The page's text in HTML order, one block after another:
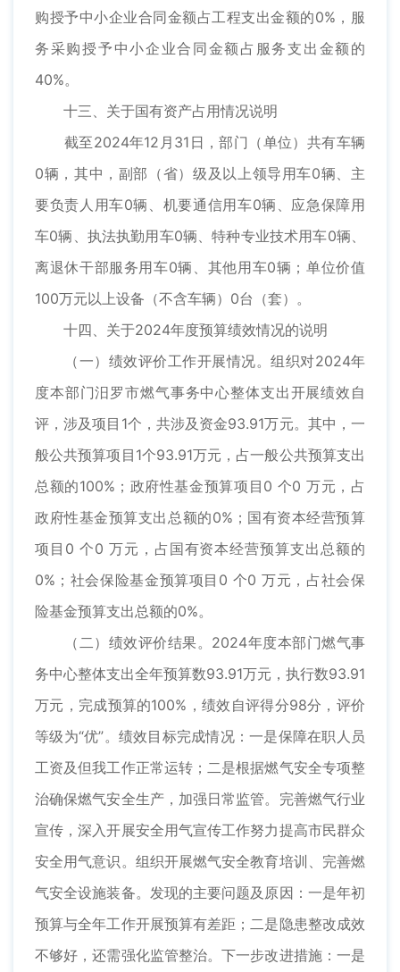
购授予中小企业合同金额占工程支出金额的0%，服
务采购授予中小企业合同金额占服务支出金额的
40%。
十三、关于国有资产占用情况说明
截至2024年12月31日，部门（单位）共有车辆
0辆，其中，副部（省）级及以上领导用车0辆、主
要负责人用车0辆、机要通信用车0辆、应急保障用
车0辆、执法执勤用车0辆、特种专业技术用车0辆、
离退休干部服务用车0辆、其他用车0辆；单位价值
100万元以上设备（不含车辆）0台（套）。
十四、关于2024年度预算绩效情况的说明
（一）绩效评价工作开展情况。组织对2024年
度本部门汨罗市燃气事务中心整体支出开展绩效自
评，涉及项目1个，共涉及资金93.91万元。其中，一
般公共预算项目1个93.91万元，占一般公共预算支出
总额的100%；政府性基金预算项目0 个0 万元，占
政府性基金预算支出总额的0%；国有资本经营预算
项目0 个0 万元，占国有资本经营预算支出总额的
0%；社会保险基金预算项目0 个0 万元，占社会保
险基金预算支出总额的0%。
（二）绩效评价结果。2024年度本部门燃气事
务中心整体支出全年预算数93.91万元，执行数93.91
万元，完成预算的100%，绩效自评得分98分，评价
等级为“优”。绩效目标完成情况：一是保障在职人员
工资及但我工作正常运转；二是根据燃气安全专项整
治确保燃气安全生产，加强日常监管。完善燃气行业
宣传，深入开展安全用气宣传工作努力提高市民群众
安全用气意识。组织开展燃气安全教育培训、完善燃
气安全设施装备。发现的主要问题及原因：一是年初
预算与全年工作开展预算有差距；二是隐患整改成效
不够好，还需强化监管整治。下一步改进措施：一是